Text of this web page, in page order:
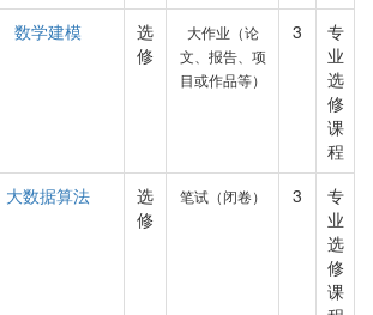
数学建模
选
修
大作业（论
文、报告、项
目或作品等）
3
专
业
选
修
课
程
大数据算法
选
修
笔试（闭卷） 3
专
业
选
修
课